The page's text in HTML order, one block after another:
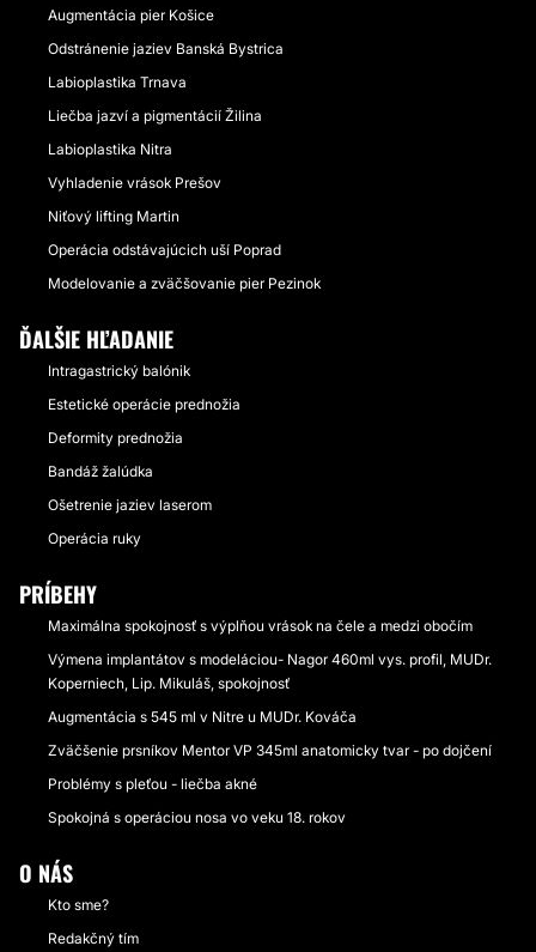
Augmentácia pier Košice
Odstránenie jaziev Banská Bystrica
Labioplastika Trnava
Liečba jazví a pigmentácií Žilina
Labioplastika Nitra
Vyhladenie vrások Prešov
Niťový lifting Martin
Operácia odstávajúcich uší Poprad
Modelovanie a zväčšovanie pier Pezinok
ĎALŠIE HĽADANIE
Intragastrický balónik
Estetické operácie prednožia
Deformity prednožia
Bandáž žalúdka
Ošetrenie jaziev laserom
Operácia ruky
PRÍBEHY
Maximálna spokojnosť s výplňou vrások na čele a medzi obočím
Výmena implantátov s modeláciou- Nagor 460ml vys. profil, MUDr.
Koperniech, Lip. Mikuláš, spokojnosť
Augmentácia s 545 ml v Nitre u MUDr. Kováča
Zväčšenie prsníkov Mentor VP 345ml anatomicky tvar - po dojčení
Problémy s pleťou - liečba akné
Spokojná s operáciou nosa vo veku 18. rokov
O NÁS
Kto sme?
Redakčný tím